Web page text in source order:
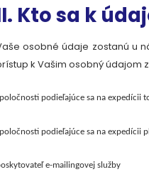
Kto sa k
osobné údaje zostanú u
k Vašim osobný údajom
podieľajúce sa na expedícii
podieľajúce sa na expedícii
e-mailingovej služby